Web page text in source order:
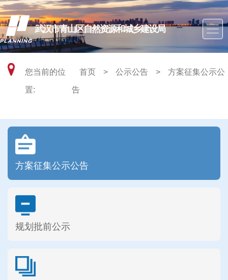
武汉市青山区自然资源和城乡建设局
您当前的位
置:
首页 > 公示公告 > 方案征集公示公
告
方案征集公示公告
规划批前公示